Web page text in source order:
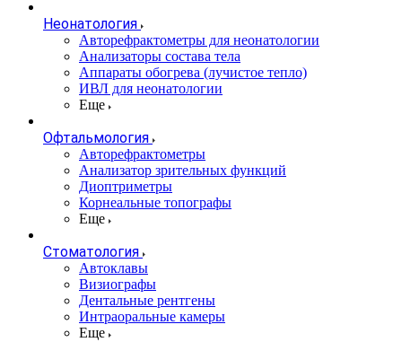
Неонатология
Авторефрактометры для неонатологии
Анализаторы состава тела
Аппараты обогрева (лучистое тепло)
ИВЛ для неонатологии
Еще
Офтальмология
Авторефрактометры
Анализатор зрительных функций
Диоптриметры
Корнеальные топографы
Еще
Стоматология
Автоклавы
Визиографы
Дентальные рентгены
Интраоральные камеры
Еще